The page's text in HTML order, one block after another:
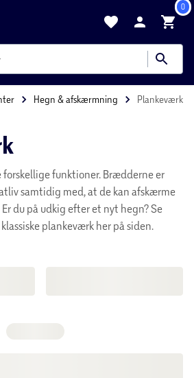
0
varer
Hegn & afskærmning Plankeværk
funktioner. Brædderne er
samtidig med, at de kan afskærme
du på udkig efter et nyt hegn? Se
plankeværk her på siden.